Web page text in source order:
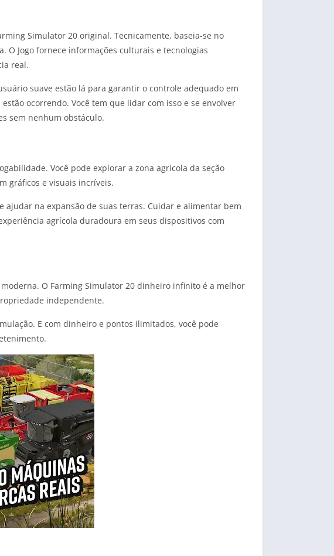
Simulator 20 original. Tecnicamente, baseia-se no
Jogo fornece informações culturais e tecnologias
real.
suave estão lá para garantir o controle adequado em
ocorrendo. Você tem que lidar com isso e se envolver
sem nenhum obstáculo.
Você pode explorar a zona agrícola da seção
gráficos e visuais incríveis.
na expansão de suas terras. Cuidar e alimentar bem
agrícola duradoura em seus dispositivos com
O Farming Simulator 20 dinheiro infinito é a melhor
independente.
E com dinheiro e pontos ilimitados, você pode